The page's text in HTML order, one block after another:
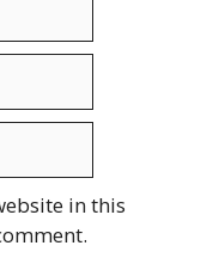
in this